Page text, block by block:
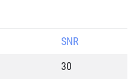
SNR
30